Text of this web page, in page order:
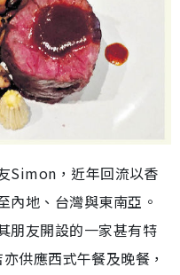
Simon，近年回流以香
內地、台灣與東南亞。
朋友開設的一家甚有特
供應西式午餐及晚餐，